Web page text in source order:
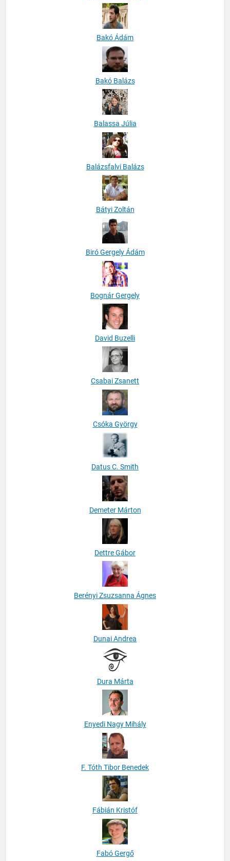
Bakó Ádám
Bakó Balázs
Balassa Júlia
Balázsfalvi Balázs
Bátyi Zoltán
Biró Gergely Ádám
Bognár Gergely
David Buzelli
Csabai Zsanett
Csóka György
Datus C. Smith
Demeter Márton
Dettre Gábor
Berényi Zsuzsanna Ágnes
Dunai Andrea
Dura Márta
Enyedi Nagy Mihály
F. Tóth Tibor Benedek
Fábián Kristóf
Fabó Gergő